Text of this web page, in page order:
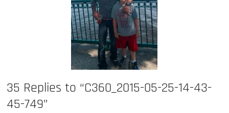
35 Replies to “C360_2015-05-25-14-43-
45-749”